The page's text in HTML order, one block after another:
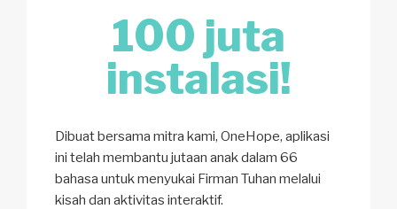
100 juta
instalasi!
Dibuat bersama mitra kami, OneHope, aplikasi
ini telah membantu jutaan anak dalam 66
bahasa untuk menyukai Firman Tuhan melalui
kisah dan aktivitas interaktif.